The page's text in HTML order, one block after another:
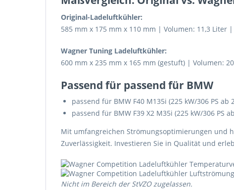
Original-Ladeluftkühler:
585 mm x 175 mm x 110 mm | Volumen: 11,3 Liter
Wagner Tuning Ladeluftkühler:
600 mm x 235 mm x 165 mm (gestuft) | Volumen:
Passend für passend für BMW
passend für BMW F40 M135i (225 kW/306 PS ab
passend für BMW F39 X2 M35i (225 kW/306 PS
Mit umfangreichen Strömungsoptimierungen und
Zuverlässigkeit. Investieren Sie in Qualität und
Nicht im Bereich der StVZO zugelassen.